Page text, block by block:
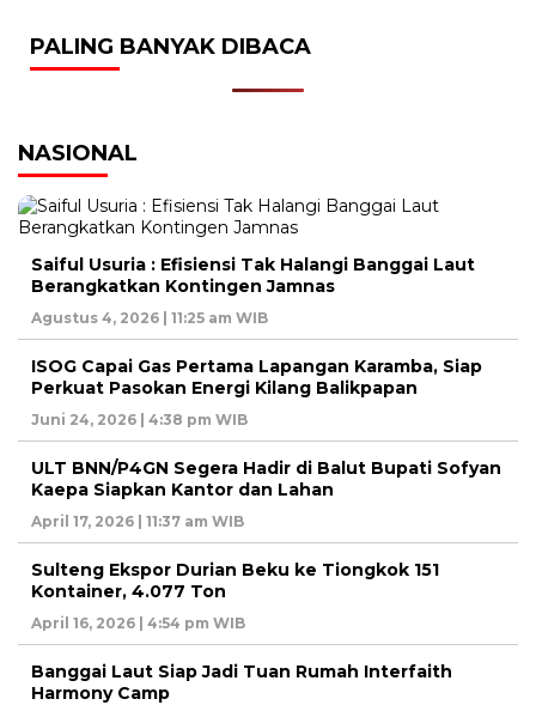
PALING BANYAK DIBACA
NASIONAL
Saiful Usuria : Efisiensi Tak Halangi Banggai Laut
Berangkatkan Kontingen Jamnas
Agustus 4, 2026 | 11:25 am WIB
ISOG Capai Gas Pertama Lapangan Karamba, Siap
Perkuat Pasokan Energi Kilang Balikpapan
Juni 24, 2026 | 4:38 pm WIB
ULT BNN/P4GN Segera Hadir di Balut Bupati Sofyan
Kaepa Siapkan Kantor dan Lahan
April 17, 2026 | 11:37 am WIB
Sulteng Ekspor Durian Beku ke Tiongkok 151
Kontainer, 4.077 Ton
April 16, 2026 | 4:54 pm WIB
Banggai Laut Siap Jadi Tuan Rumah Interfaith
Harmony Camp